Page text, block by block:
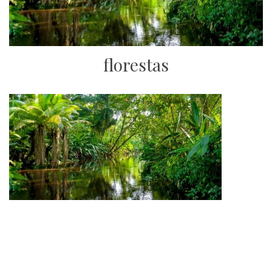
florestas